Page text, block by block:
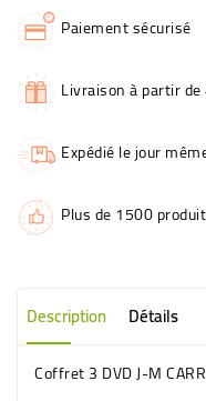
Paiement sécurisé
Livraison à partir
Expédié le jour
Plus de 1500
Description Détails
Coffret 3 DVD J-M